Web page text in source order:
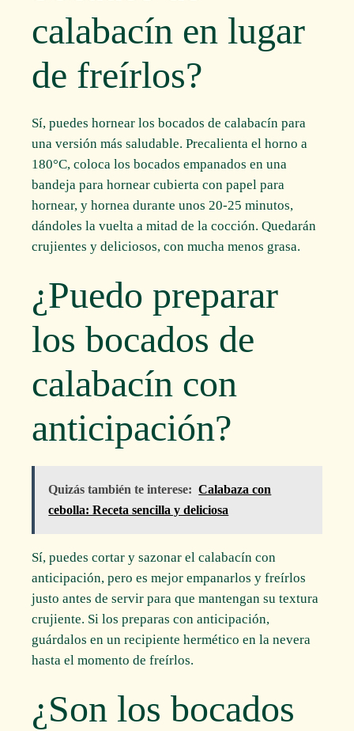
calabacín en lugar
de freírlos?
Sí, puedes hornear los bocados de calabacín para
una versión más saludable. Precalienta el horno a
180°C, coloca los bocados empanados en una
bandeja para hornear cubierta con papel para
hornear, y hornea durante unos 20-25 minutos,
dándoles la vuelta a mitad de la cocción. Quedarán
crujientes y deliciosos, con mucha menos grasa.
¿Puedo preparar
los bocados de
calabacín con
anticipación?
Quizás también te interese: Calabaza con
cebolla: Receta sencilla y deliciosa
Sí, puedes cortar y sazonar el calabacín con
anticipación, pero es mejor empanarlos y freírlos
justo antes de servir para que mantengan su textura
crujiente. Si los preparas con anticipación,
guárdalos en un recipiente hermético en la nevera
hasta el momento de freírlos.
¿Son los bocados